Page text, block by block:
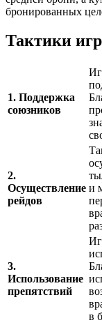
бронированных
Тактики
1. Поддержка
союзников
2.
Осуществление
рейдов
и
3.
Использование
препятствий
в